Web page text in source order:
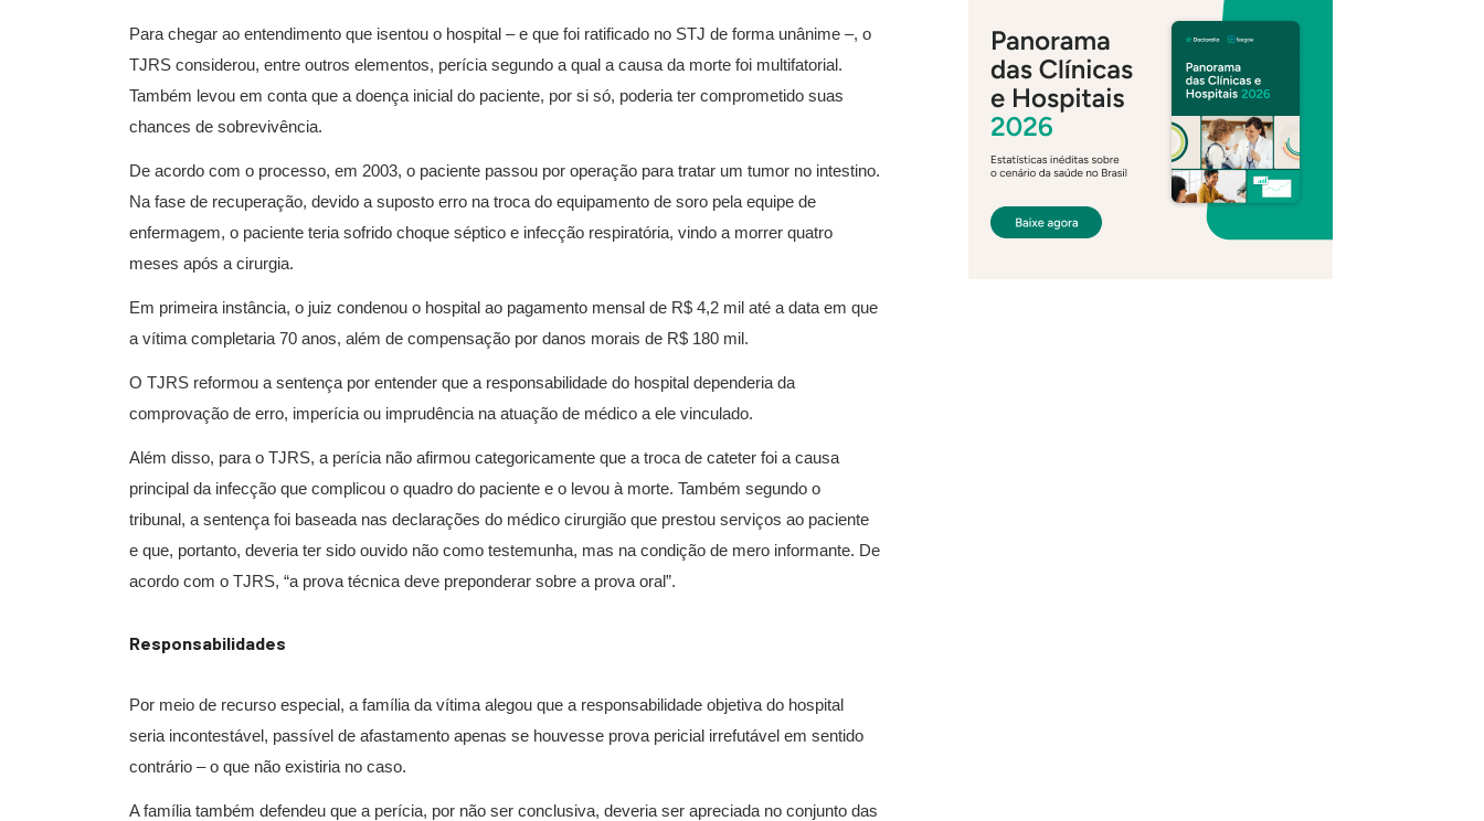
Para chegar ao entendimento que isentou o hospital – e que foi ratificado no STJ de forma unânime –, o
TJRS considerou, entre outros elementos, perícia segundo a qual a causa da morte foi multifatorial.
Também levou em conta que a doença inicial do paciente, por si só, poderia ter comprometido suas
chances de sobrevivência.
De acordo com o processo, em 2003, o paciente passou por operação para tratar um tumor no intestino.
Na fase de recuperação, devido a suposto erro na troca do equipamento de soro pela equipe de
enfermagem, o paciente teria sofrido choque séptico e infecção respiratória, vindo a morrer quatro
meses após a cirurgia.
Em primeira instância, o juiz condenou o hospital ao pagamento mensal de R$ 4,2 mil até a data em que
a vítima completaria 70 anos, além de compensação por danos morais de R$ 180 mil.
O TJRS reformou a sentença por entender que a responsabilidade do hospital dependeria da
comprovação de erro, imperícia ou imprudência na atuação de médico a ele vinculado.
Além disso, para o TJRS, a perícia não afirmou categoricamente que a troca de cateter foi a causa
principal da infecção que complicou o quadro do paciente e o levou à morte. Também segundo o
tribunal, a sentença foi baseada nas declarações do médico cirurgião que prestou serviços ao paciente
e que, portanto, deveria ter sido ouvido não como testemunha, mas na condição de mero informante. De
acordo com o TJRS, “a prova técnica deve preponderar sobre a prova oral”.
Responsab​​ilidades
Por meio de recurso especial, a família da vítima alegou que a responsabilidade objetiva do hospital
seria incontestável, passível de afastamento apenas se houvesse prova pericial irrefutável em sentido
contrário – o que não existiria no caso.
A família também defendeu que a perícia, por não ser conclusiva, deveria ser apreciada no conjunto das